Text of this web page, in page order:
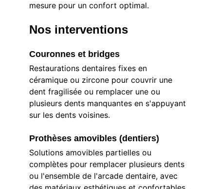
mesure pour un confort optimal.
Nos interventions
Couronnes et bridges
Restaurations dentaires fixes en
céramique ou zircone pour couvrir une
dent fragilisée ou remplacer une ou
plusieurs dents manquantes en s'appuyant
sur les dents voisines.
Prothèses amovibles (dentiers)
Solutions amovibles partielles ou
complètes pour remplacer plusieurs dents
ou l'ensemble de l'arcade dentaire, avec